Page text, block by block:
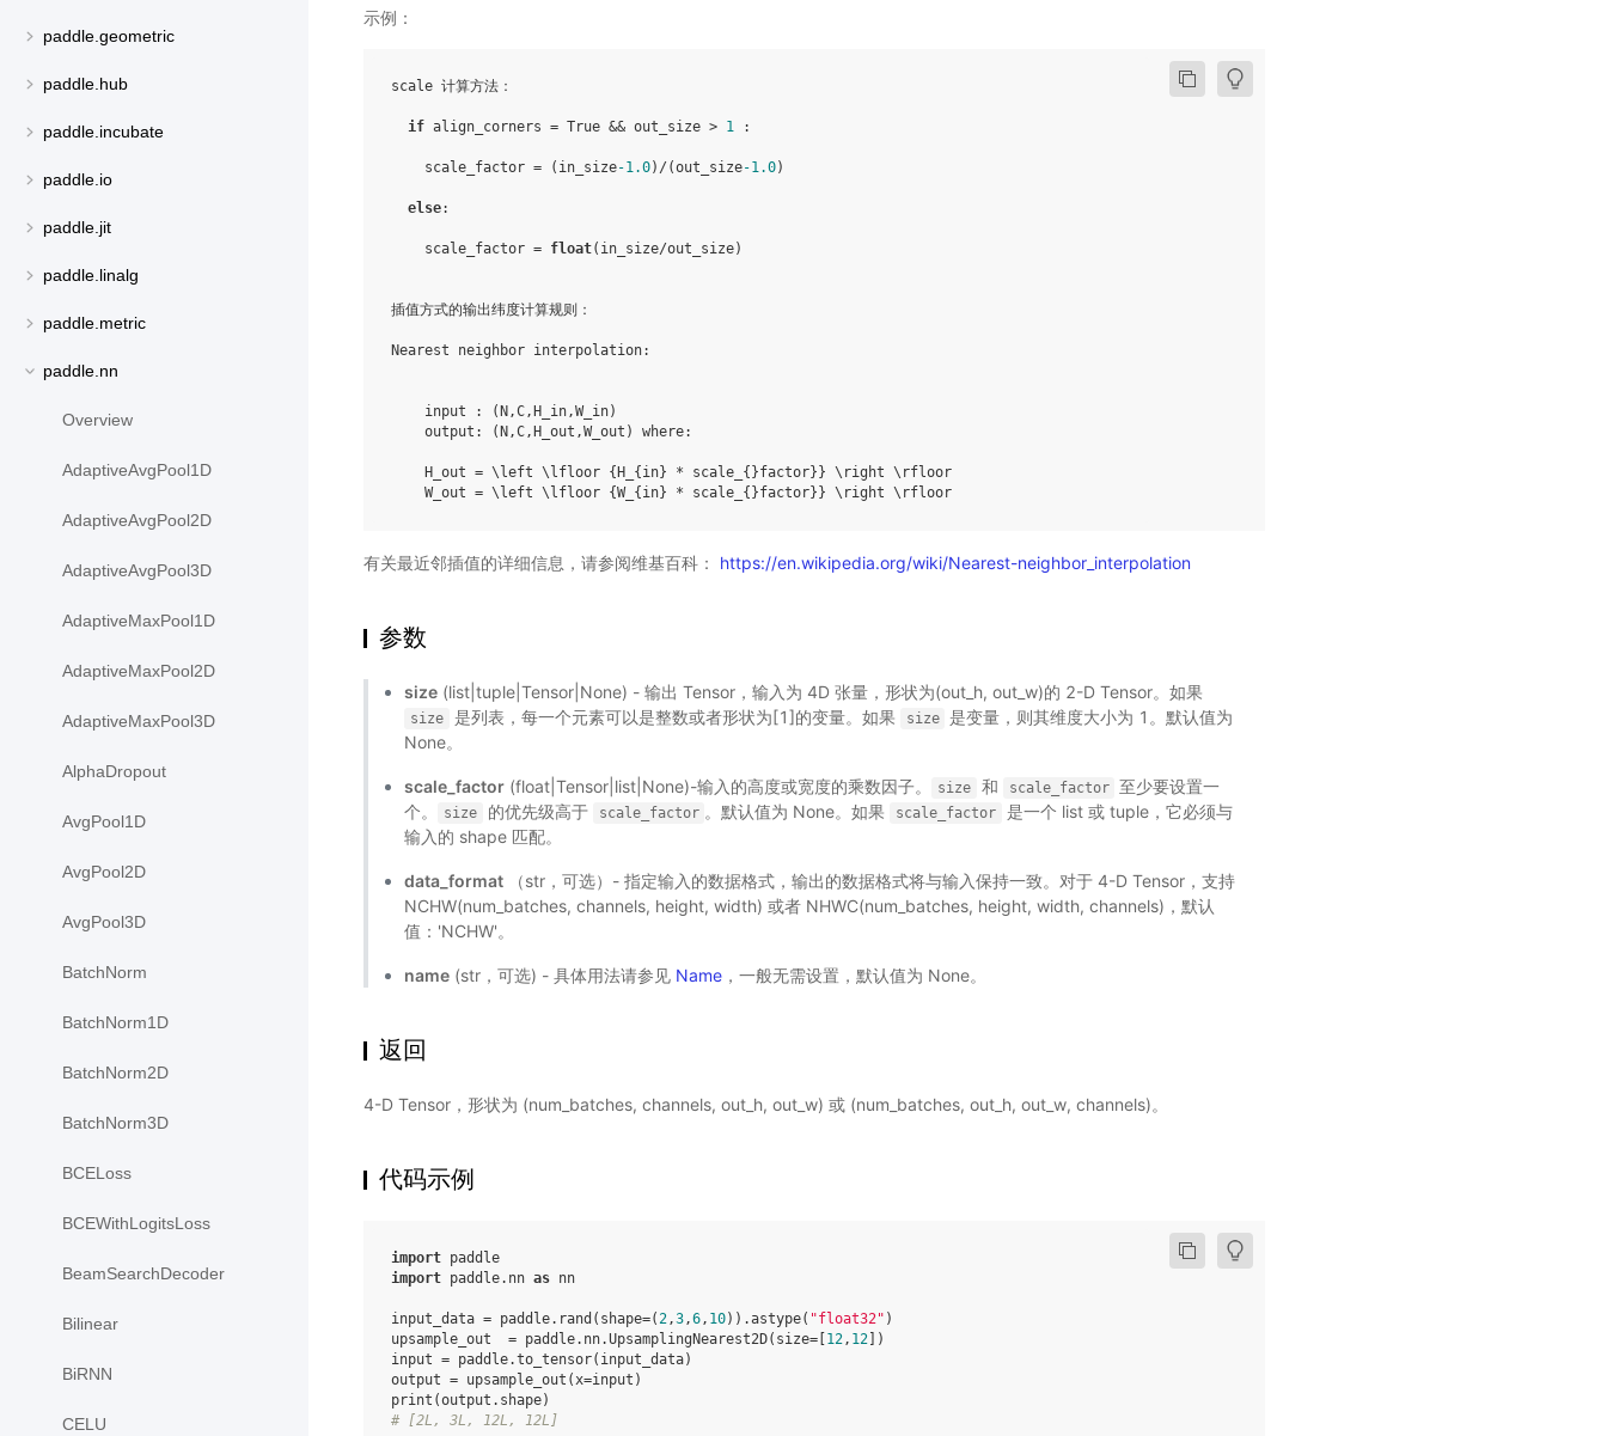
paddle.geometric
paddle.hub
paddle.incubate
paddle.io
paddle.jit
paddle.linalg
paddle.metric
paddle.nn
Overview
AdaptiveAvgPool1D
AdaptiveAvgPool2D
AdaptiveAvgPool3D
AdaptiveMaxPool1D
AdaptiveMaxPool2D
AdaptiveMaxPool3D
AlphaDropout
AvgPool1D
AvgPool2D
AvgPool3D
BatchNorm
BatchNorm1D
BatchNorm2D
BatchNorm3D
BCELoss
BCEWithLogitsLoss
BeamSearchDecoder
Bilinear
BiRNN
CELU
示例：
scale 计算方法：
if align_corners = True && out_size > 1 :
    scale_factor = (in_size
-1.0)/(out_size-1.0)
else:
    scale_factor =
float(in_size/out_size)
插值方式的输出纬度计算规则：
Nearest neighbor interpolation:
    input : (N,C,H_in,W_in)
    output: (N,C,H_out,W_out) where:
    H_out = \left \lfloor {H_{in} * scale_{}factor}} \right \rfloor
有关最近邻插值的详细信息，请参阅维基百科： https://en.wikipedia.org/wiki/Nearest-neighbor_interpolation
参数
size (list|tuple|Tensor|None) - 输出 Tensor，输入为 4D 张量，形状为(out_h, out_w)的 2-D Tensor。如果
size 是列表，每一个元素可以是整数或者形状为[1]的变量。如果 size
是变量，则其维度大小为 1。默认值为
None。
scale_factor (float|Tensor|list|None)-输入的高度或宽度的乘数因子。 size 和 scale_factor
至少要设置一
个。
size 的优先级高于 scale_factor 。默认值为 None。如果 scale_factor
是一个 list 或 tuple，它必须与
输入的 shape 匹配。
data_format （str，可选）- 指定输入的数据格式，输出的数据格式将与输入保持一致。对于 4-D Tensor，支持
NCHW(num_batches, channels, height, width) 或者 NHWC(num_batches, height, width, channels)，默认
值：'NCHW'。
name (str，可选) - 具体用法请参见 Name ，一般无需设置，默认值为 None。
返回
4-D Tensor，形状为 (num_batches, channels, out_h, out_w) 或 (num_batches, out_h, out_w, channels)。
代码示例
import paddle
import paddle.nn as nn
input_data = paddle. rand ( shape=(2,3,6, 10)) .astype( "float32" )
upsample_out
= paddle. nn.UpsamplingNearest2D( size= 12, 12 ])
input = paddle.to_tensor( input_data)
output = upsample_out (x=input )
print (output . shape)
# [2L, 3L, 12L, 12L]